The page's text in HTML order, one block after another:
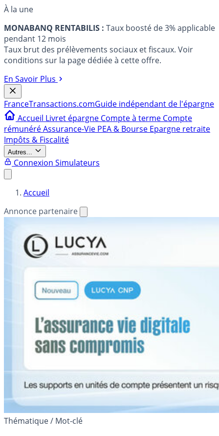
À la une
MONABANQ RENTABILIS : Taux boosté de 3% applicable
pendant 12 mois
Taux brut des prélèvements sociaux et fiscaux. Voir
conditions sur la page dédiée à cette offre.
En Savoir Plus
FranceTransactions.comGuide indépendant de l'épargne
Accueil Livret épargne Compte à terme Compte
rémunéréAssurance-Vie PEA & Bourse Epargne retraite
Impôts & Fiscalité
Autres...
Connexion Simulateurs
Accueil
Annonce partenaire
Thématique / Mot-clé